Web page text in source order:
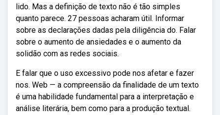
lido. Mas a definição de texto não é tão simples
quanto parece. 27 pessoas acharam útil. Informar
sobre as declarações dadas pela diligência do. Falar
sobre o aumento de ansiedades e o aumento da
solidão com as redes sociais.
E falar que o uso excessivo pode nos afetar e fazer
nos. Web — a compreensão da finalidade de um texto
é uma habilidade fundamental para a interpretação e
análise literária, bem como para a produção textual.